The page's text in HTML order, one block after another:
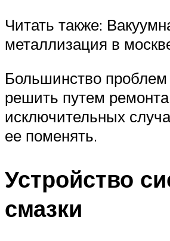
Читать также:
металлизация в
Большинство
решить путем
исключительных
ее поменять.
Устройство
смазки